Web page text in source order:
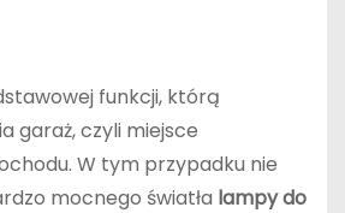
funkcji, którą
garaż, czyli miejsce
W tym przypadku nie
mocnego światła lampy do